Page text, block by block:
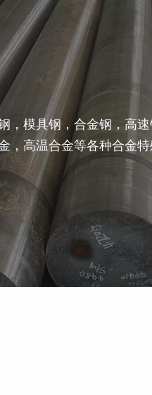
模具钢，合金钢，高
，高温合金等各种合金特